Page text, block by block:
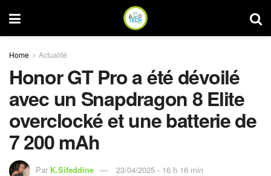
Home Actualité
Honor GT Pro a été dévoilé
avec un Snapdragon 8 Elite
overclocké et une batterie de
7 200 mAh
Par K.Sifeddine 23/04/2025 - 16 h 16 min